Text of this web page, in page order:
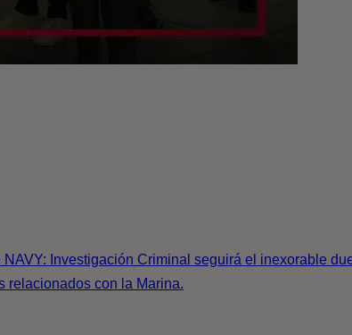
Investigación Criminal seguirá el inexorable
relacionados con la Marina.